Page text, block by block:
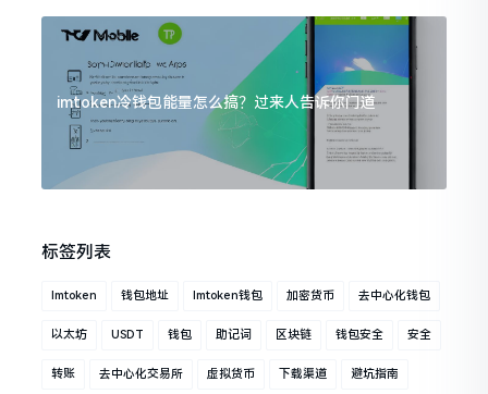
imtoken冷钱包能量怎么搞？过来人告诉你门道
标签列表
Imtoken 钱包地址 Imtoken钱包 加密货币 去中心化钱包
以太坊 USDT 钱包 助记词 区块链 钱包安全 安全
转账 去中心化交易所 虚拟货币 下载渠道 避坑指南